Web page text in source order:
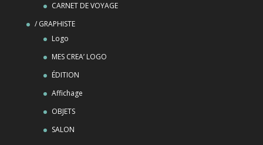
CARNET DE VOYAGE
/ GRAPHISTE
Logo
MES CREA’ LOGO
ÉDITION
Affichage
OBJETS
SALON